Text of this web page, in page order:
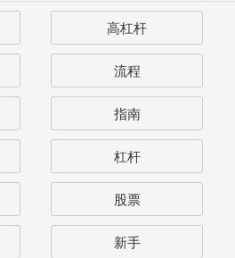
高杠杆
流程
指南
杠杆
股票
新手